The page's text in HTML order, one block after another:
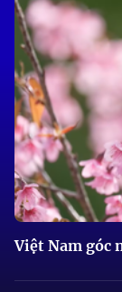
Việt Nam góc